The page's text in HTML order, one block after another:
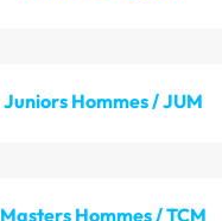
Juniors Hommes / JUM
Masters Hommes / TCM